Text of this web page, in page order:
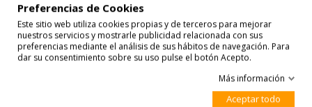
Preferencias de Cookies
Este sitio web utiliza cookies propias y de terceros para mejorar
nuestros servicios y mostrarle publicidad relacionada con sus
preferencias mediante el análisis de sus hábitos de navegación. Para
dar su consentimiento sobre su uso pulse el botón Acepto.
Más información
Aceptar todo